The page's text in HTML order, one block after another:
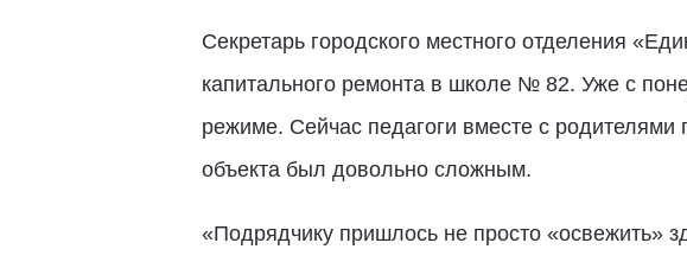
Секретарь городского местного отделения
капитального ремонта в школе № 82. Уже с
режиме. Сейчас педагоги вместе с родителями
объекта был довольно сложным.
«Подрядчику пришлось не просто «освежить»